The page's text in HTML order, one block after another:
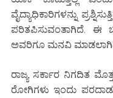
ವೈದ್ಯಾಧಿಕಾರಿಗಳನ್ನು
ಪರಿತಪಿಸುವಂತಾಗಿದೆ.
ಅವರಿಗೂ ಮನವಿ
ರಾಜ್ಯ ಸರ್ಕಾರ ನಿಗದಿತ
ರೋಗಿಗಳು ಇಂದು